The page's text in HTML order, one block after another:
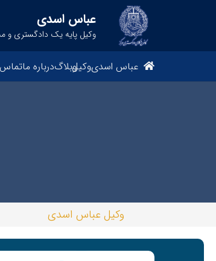
عباس اسدی
وکیل پایه یک دادگستری و
عباس اسدیوکیلوبلاگدرباره ماتماس
وکیل عباس اسدی